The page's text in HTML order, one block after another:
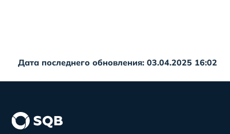
Дата последнего обновления: 03.04.2025 16:02